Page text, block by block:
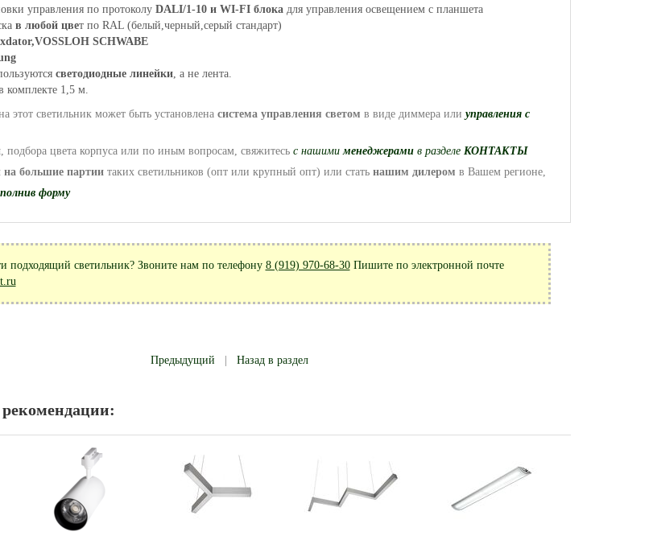
управления по протоколуDALI/1-10 и WI-FI блокадля управления освещением с планшета
в любой цвет по RAL (белый,черный,серый стандарт)
SCHWABE
светодиодные линейки, а не лента.
комплекте 1,5 м.
этот светильник может быть установленасистема управления светом в виде диммера или управления с
, подбора цвета корпуса или по иным вопросам, свяжитесь с нашимименеджерамив разделе КОНТАКТЫ
на большие партиитаких светильников (опт или крупный опт) или стать нашим дилером в Вашем регионе,
форму
подходящий светильник? Звоните нам по телефону 8 (919) 970-68-30Пишите по электронной почте
Предыдущий |Назад в раздел